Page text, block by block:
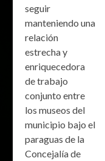
seguir
manteniendo una
relación
estrecha y
enriquecedora
de trabajo
conjunto entre
los museos del
municipio bajo el
paraguas de la
Concejalía de